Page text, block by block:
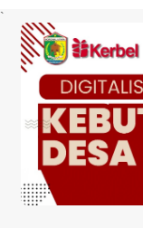
`